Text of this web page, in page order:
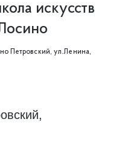
искусств
Петровский, ул.Ленина,